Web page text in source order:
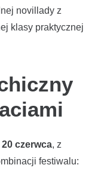
novillady z
klasy praktycznej
czerwca, z
festiwalu: